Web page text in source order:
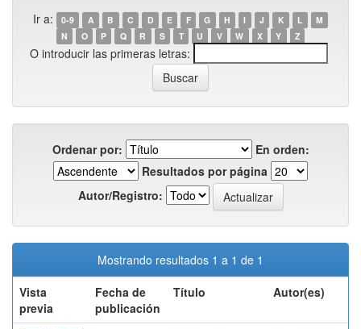
Ir a: 0-9 A B C D E F G H I J K L
M
N
O P Q R S T U V W X Y Z
O introducir las primeras letras:
Ordenar por:
En orden:
Resultados por página
Autor/Registro:
Mostrando resultados 1 a 1 de 1
Vista
previa
Fecha de
publicación
Título Autor(es)